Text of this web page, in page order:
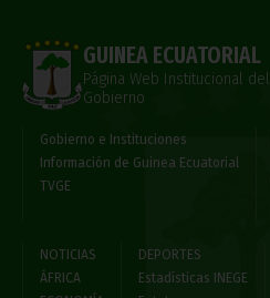
GUINEA ECUATORIAL
Página Web Institucional del
Gobierno
Gobierno e Instituciones
Información de Guinea Ecuatorial
TVGE
NOTICIAS
ÁFRICA
DEPORTES
Estadísticas INEGE